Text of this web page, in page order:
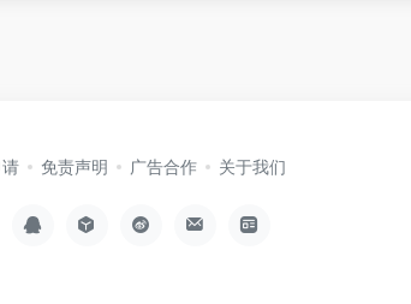
免责声明 广告合作 关于我们